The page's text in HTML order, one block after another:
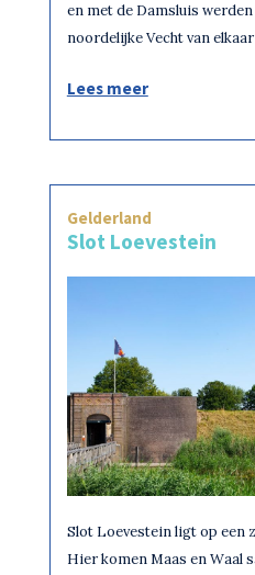
en met de Damsluis
noordelijke Vecht van
Lees meer
Gelderland
Slot Loevestein
Slot Loevestein ligt op een
Hier komen Maas en Waal